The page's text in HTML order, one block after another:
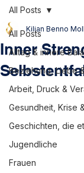
All Posts
Alltag & innere
Beziehung, Liebe
Arbeit, Druck &
Gesundheit, Krise
Geschichten, die
Jugendliche
Frauen
All Posts
Inner
Kilian Benno Moll